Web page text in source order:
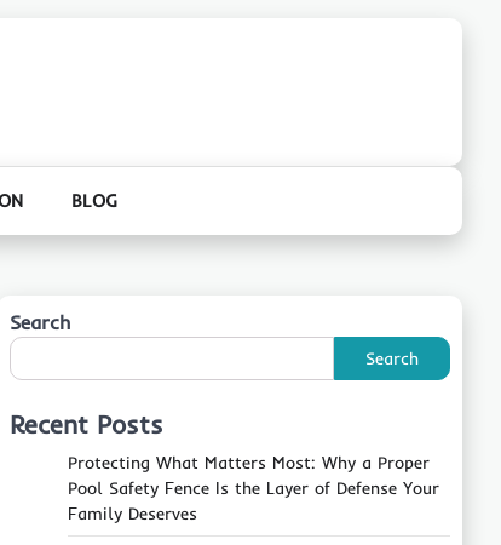
BLOG
Search
Search
Recent Posts
Protecting What Matters Most: Why a Proper
Pool Safety Fence Is the Layer of Defense Your
Family Deserves